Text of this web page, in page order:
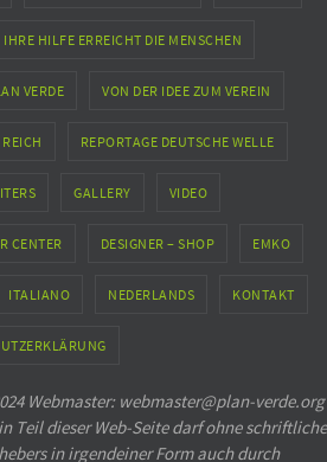
IHRE HILFE ERREICHT DIE MENSCHEN
VERDE VON DER IDEE ZUM VEREIN
REPORTAGE DEUTSCHE WELLE
GALLERY VIDEO
CENTER DESIGNER – SHOP EMKO
ITALIANO NEDERLANDS KONTAKT
Webmaster: webmaster@plan-verde.org
Teil dieser Web-Seite darf ohne schriftliche
in irgendeiner Form auch durch